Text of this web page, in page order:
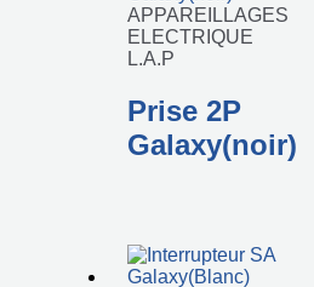
APPAREILLAGES
ELECTRIQUE
L.A.P
Prise 2P
Galaxy(noir)